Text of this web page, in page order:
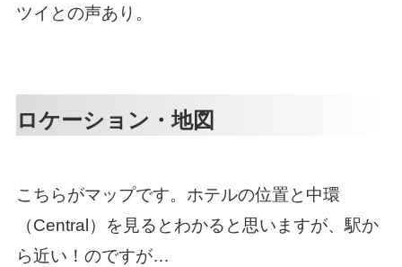
ツイとの声あり。
ロケーション・地図
こちらがマップです。ホテルの位置と中環
（Central）を見るとわかると思いますが、駅か
ら近い！のですが…